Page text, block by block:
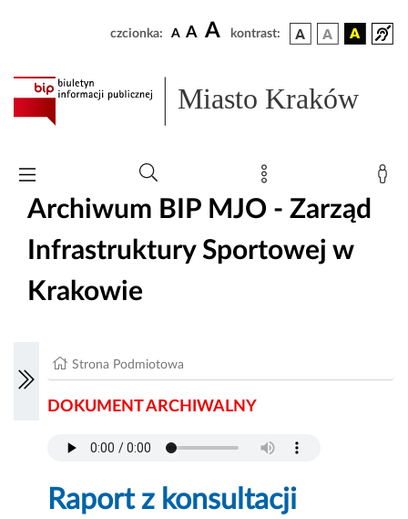
czcionka: A A A kontrast:
Miasto Kraków
Archiwum BIP MJO - Zarząd
Infrastruktury Sportowej w
Krakowie
Strona Podmiotowa
DOKUMENT ARCHIWALNY
Raport z konsultacji